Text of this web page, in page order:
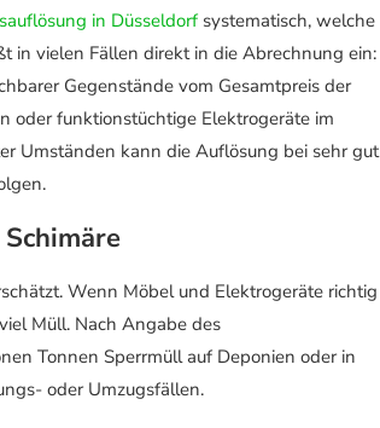
in Düsseldorf systematisch, welche
in vielen Fällen direkt in die Abrechnung ein:
Gegenstände vom Gesamtpreis der
oder funktionstüchtige Elektrogeräte im
Umständen kann die Auflösung bei sehr gut
Wenn Möbel und Elektrogeräte richtig
Müll. Nach Angabe des
Tonnen Sperrmüll auf Deponien oder in
oder Umzugsfällen.